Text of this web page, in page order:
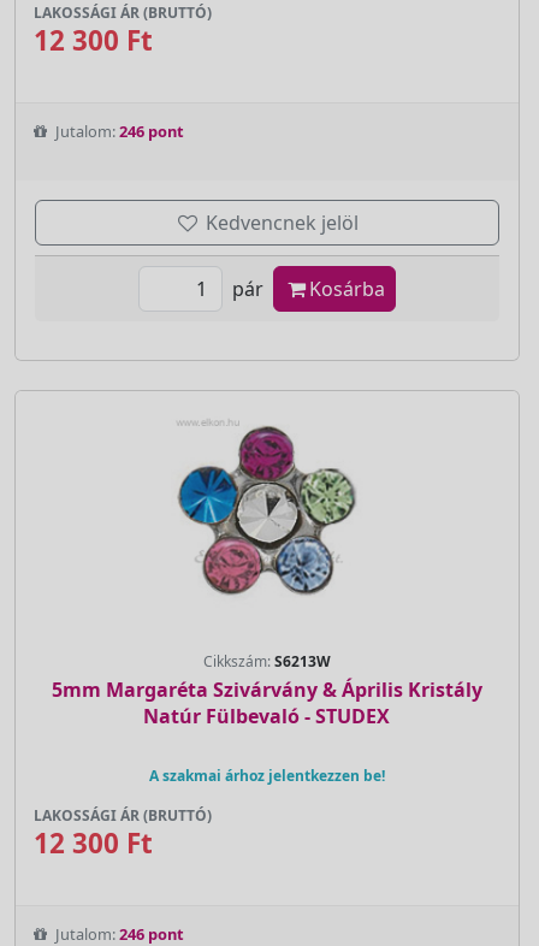
LAKOSSÁGI ÁR (BRUTTÓ)
12 300 Ft
Jutalom:246 pont
Kedvencnek jelöl
pár Kosárba
Cikkszám:S6213W
5mm Margaréta Szivárvány & Április Kristály
Natúr Fülbevaló - STUDEX
A szakmai árhoz jelentkezzen be!
LAKOSSÁGI ÁR (BRUTTÓ)
12 300 Ft
Jutalom:246 pont